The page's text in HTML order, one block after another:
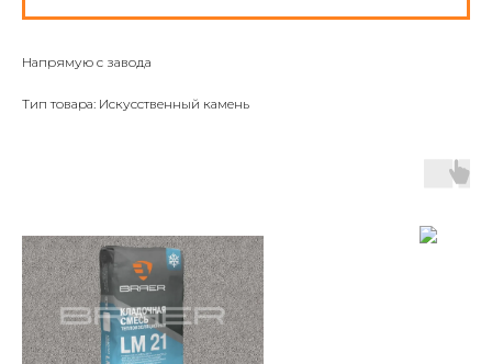
Напрямую с завода
Тип товара: Искусственный камень